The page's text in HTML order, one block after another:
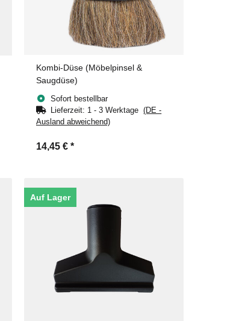
Kombi-Düse (Möbelpinsel &
Saugdüse)
Sofort bestellbar
Lieferzeit: 1 - 3 Werktage(DE -
Ausland abweichend)
14,45 € *
Auf Lager